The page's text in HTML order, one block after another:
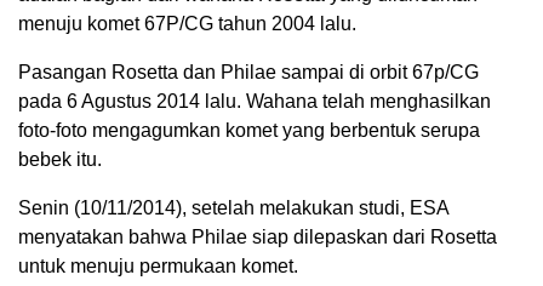
menuju komet 67P/CG tahun 2004 lalu.
Pasangan Rosetta dan Philae sampai di orbit 67p/CG
pada 6 Agustus 2014 lalu. Wahana telah menghasilkan
foto-foto mengagumkan komet yang berbentuk serupa
bebek itu.
Senin (10/11/2014), setelah melakukan studi, ESA
menyatakan bahwa Philae siap dilepaskan dari Rosetta
untuk menuju permukaan komet.